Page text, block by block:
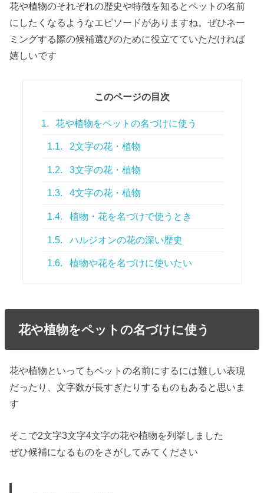
花や植物のそれぞれの歴史や特徴を知るとペットの名前
にしたくなるようなエピソードがありますね。ぜひネー
ミングする際の候補選びのために役立てていただければ
嬉しいです
このページの目次
1. 花や植物をペットの名づけに使う
1.1. 2文字の花・植物
1.2. 3文字の花・植物
1.3. 4文字の花・植物
1.4. 植物・花を名づけで使うとき
1.5. ハルジオンの花の深い歴史
1.6. 植物や花を名づけに使いたい
花や植物をペットの名づけに使う
花や植物といってもペットの名前にするには難しい表現
だったり、文字数が長すぎたりするものもあると思いま
す
そこで2文字3文字4文字の花や植物を列挙しました
ぜひ候補になるものをさがしてみてください